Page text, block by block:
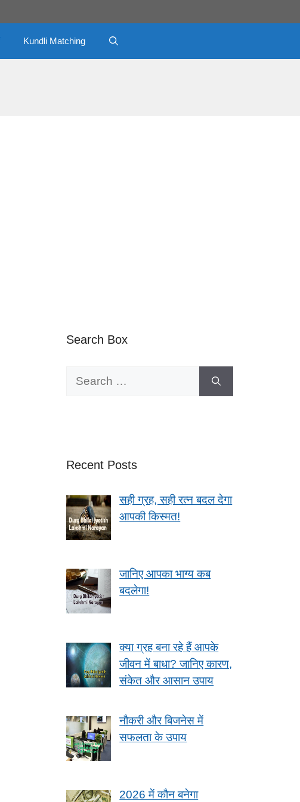
Kundli Matching
Search Box
Recent Posts
सही ग्रह, सही रत्न बदल देगा
आपकी किस्मत!
जानिए आपका भाग्य कब
बदलेगा!
क्या ग्रह बना रहे हैं आपके
जीवन में बाधा? जानिए कारण,
संकेत और आसान उपाय
नौकरी और बिजनेस में
सफलता के उपाय
2026 में कौन बनेगा